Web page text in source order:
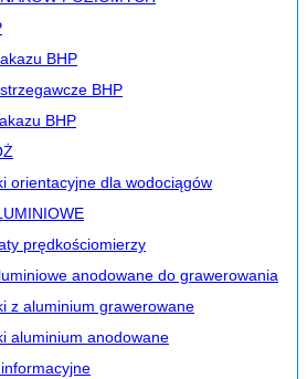
BHP
BHP
BHP
orientacyjne dla wodociągów
prędkościomierzy
anodowane do grawerowania
z aluminium grawerowane
aluminium anodowane